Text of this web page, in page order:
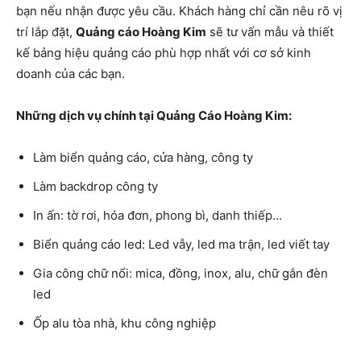
bạn nếu nhận được yêu cầu. Khách hàng chỉ cần nêu rõ vị
trí lắp đặt, Quảng cáo Hoàng Kim sẽ tư vấn mẫu và thiết
kế bảng hiệu quảng cáo phù hợp nhất với cơ sở kinh
doanh của các bạn.
Những dịch vụ chính tại Quảng Cáo Hoàng Kim:
Làm biển quảng cáo, cửa hàng, công ty
Làm backdrop công ty
In ấn: tờ rơi, hóa đơn, phong bì, danh thiếp…
Biển quảng cáo led: Led vẫy, led ma trận, led viết tay
Gia công chữ nổi: mica, đồng, inox, alu, chữ gắn đèn
led
Ốp alu tòa nhà, khu công nghiệp